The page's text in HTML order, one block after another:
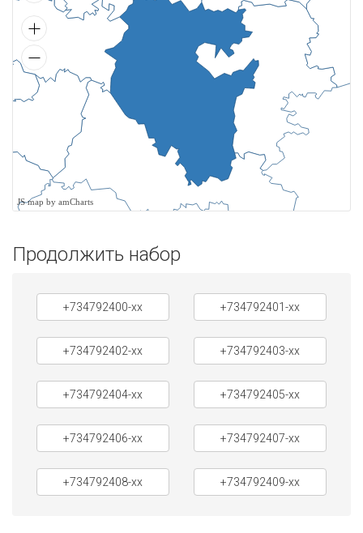
JS map by amCharts
Продолжить набор
+734792400-xx +734792401-xx
+734792402-xx +734792403-xx
+734792404-xx +734792405-xx
+734792406-xx +734792407-xx
+734792408-xx +734792409-xx